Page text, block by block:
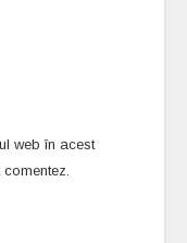
web în acest